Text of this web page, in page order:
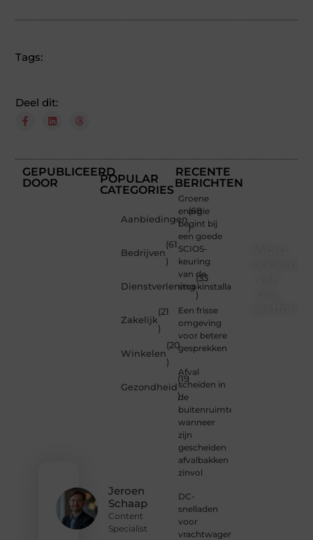
Tags:
Deel dit:
GEPUBLICEERD
DOOR
Jeroen
Schaap
Content
Specialist
POPULAR
CATEGORIES
Aanbiedingen
(68
)
Bedrijven
(61
)
Dienstverlening
(33
)
Zakelijk
(21
)
Winkelen
(20
)
Gezondheid
(19
)
RECENTE
BERICHTEN
Groene
energie
begint bij
een goede
SCIOS-
keuring
van de
stookinstallatie
Een frisse
omgeving
voor betere
gesprekken
Afval
scheiden in
de
buitenruimte:
wanneer
zijn
gescheiden
afvalbakken
zinvol
DC-
snelladen
voor
vrachtwagens